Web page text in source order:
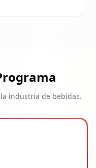
industria de bebidas.